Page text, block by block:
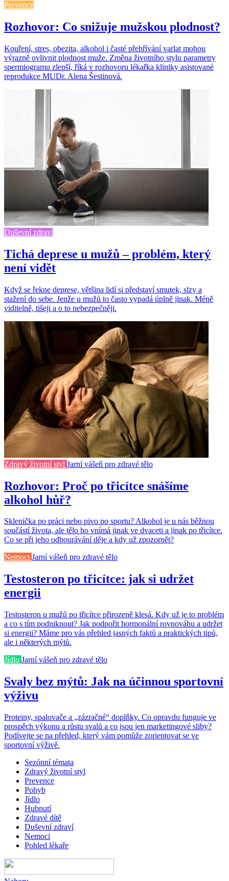
Prevence
Rozhovor: Co snižuje mužskou plodnost?
Kouření, stres, obezita, alkohol i časté přehřívání varlat mohou
výrazně ovlivnit plodnost muže. Změna životního stylu parametry
spermiogramu zlepší, říká v rozhovoru lékařka kliniky asistované
reprodukce MUDr. Alena Šestinová.
Duševní zdraví
Tichá deprese u mužů – problém, který
není vidět
Když se řekne deprese, většina lidí si představí smutek, slzy a
stažení do sebe. Jenže u mužů to často vypadá úplně jinak. Méně
viditelně, tišeji a o to nebezpečněji.
Zdravý životní styl Jarní vášeň pro zdravé tělo
Rozhovor: Proč po třicítce snášíme
alkohol hůř?
Sklenička po práci nebo pivo po sportu? Alkohol je u nás běžnou
součástí života, ale tělo ho vnímá jinak ve dvaceti a jinak po třicítce.
Co se při jeho odbourávání děje a kdy už zpozornět?
Nemoci Jarní vášeň pro zdravé tělo
Testosteron po třicítce: jak si udržet
energii
Testosteron u mužů po třicítce přirozeně klesá. Kdy už je to problém
a co s tím podniknout? Jak podpořit hormonální rovnováhu a udržet
si energii? Máme pro vás přehled jasných faktů a praktických tipů,
ale i některých mýtů.
Jídlo Jarní vášeň pro zdravé tělo
Svaly bez mýtů: Jak na účinnou sportovní
výživu
Proteiny, spalovače a „zázračné“ doplňky. Co opravdu funguje ve
prospěch výkonu a růstu svalů a co jsou jen marketingové sliby?
Podívejte se na přehled, který vám pomůže zorientovat se ve
sportovní výživě.
Sezónní témata
Zdravý životní styl
Prevence
Pohyb
Jídlo
Hubnutí
Zdravé dítě
Duševní zdraví
Nemoci
Pohled lékaře